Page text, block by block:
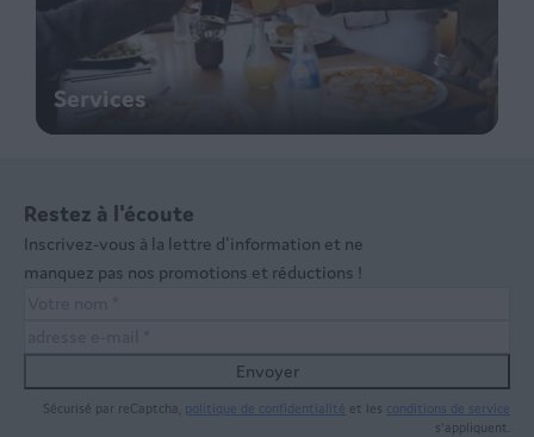
Services
Restez à l'écoute
Inscrivez-vous à la lettre d'information et ne
manquez pas nos promotions et réductions !
Envoyer
Sécurisé par reCaptcha, politique de confidentialité et les conditions de service
s'appliquent.